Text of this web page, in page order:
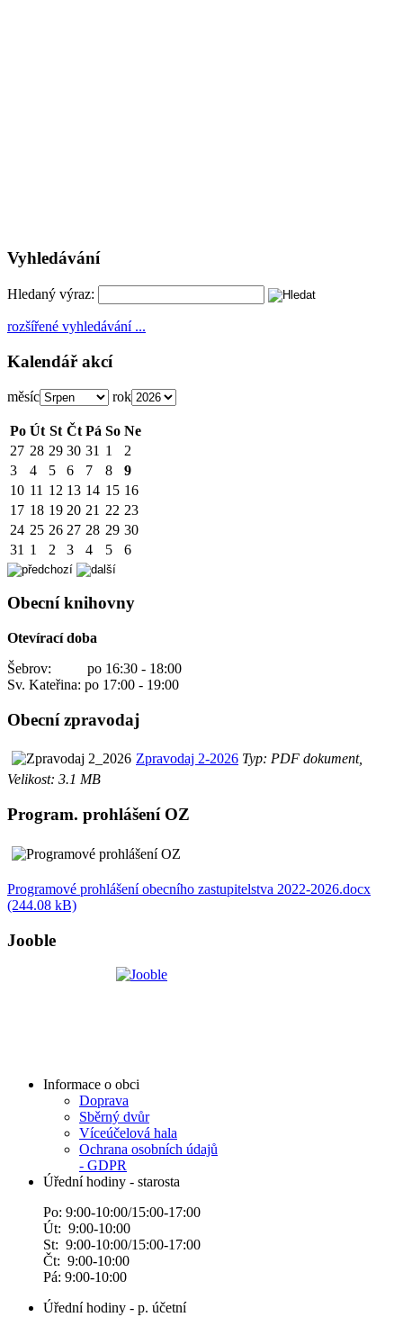
Vyhledávání
Hledaný výraz:
rozšířené vyhledávání ...
Kalendář akcí
měsíc rok
Po Út St Čt Pá So Ne
27 28 29 30 31 1
2
3
4 5 6 7 8
9
10 11 12 13 14 15 16
17 18 19 20 21 22 23
24 25 26 27 28 29 30
31 1 2 3 4 5 6
Obecní knihovny
Otevírací doba
Šebrov: po 16:30 - 18:00
Sv. Kateřina: po 17:00 - 19:00
Obecní zpravodaj
Zpravodaj 2-2026 Typ: PDF dokument,
Velikost: 3.1 MB
Program. prohlášení OZ
Programové prohlášení obecního zastupitelstva 2022-2026.docx
(244.08 kB)
Jooble
Informace o obci
Doprava
Sběrný dvůr
Víceúčelová hala
Ochrana osobních údajů
- GDPR
Úřední hodiny - starosta
Po: 9:00-10:00/15:00-17:00
Út: 9:00-10:00
St: 9:00-10:00/15:00-17:00
Čt: 9:00-10:00
Pá: 9:00-10:00
Úřední hodiny - p. účetní